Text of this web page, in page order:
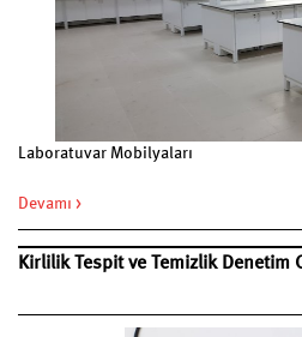
Laboratuvar Mobilyaları
Devamı >
Kirlilik Tespit ve Temizlik Denetim